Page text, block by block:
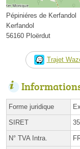
Pépiniéres de Kerfandol
Kerfandol
56160 Ploërdut
Trajet
Forme juridique
SIRET
N° TVA Intra.